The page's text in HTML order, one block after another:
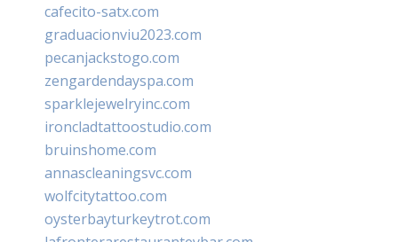
cafecito-satx.com
graduacionviu2023.com
pecanjackstogo.com
zengardendayspa.com
sparklejewelryinc.com
ironcladtattoostudio.com
bruinshome.com
annascleaningsvc.com
wolfcitytattoo.com
oysterbayturkeytrot.com